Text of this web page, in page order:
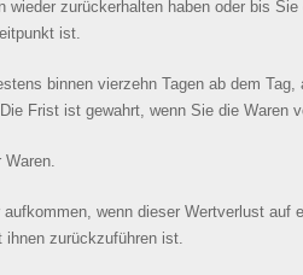
zurückerhalten haben oder bis
ist.
binnen vierzehn Tagen ab dem
Frist ist gewahrt, wenn Sie die Waren
Waren.
wenn dieser Wertverlust
ihnen zurückzuführen ist.